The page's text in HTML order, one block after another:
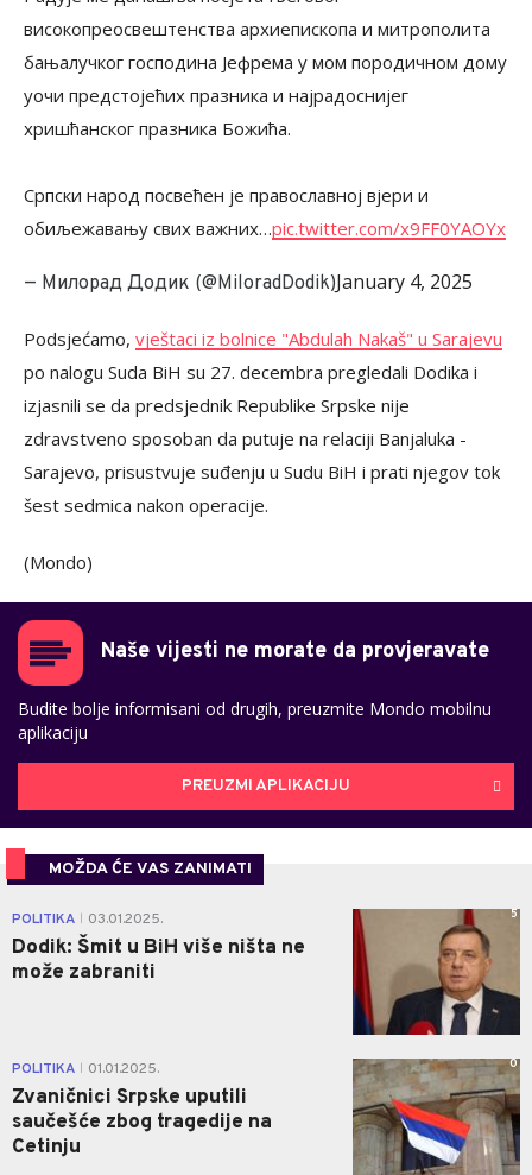
високопреосвештенства архиепископа и митрополита
бањалучког господина Јефрема у мом породичном дому
уочи предстојећих празника и најрадоснијег
хришћанског празника Божића.
Српски народ посвећен је православној вјери и
обиљежавању свих важних…pic.twitter.com/x9FF0YAOYx
— Милорад Додик (@MiloradDodik)January 4, 2025
Podsjećamo, vještaci iz bolnice "Abdulah Nakaš" u Sarajevu
po nalogu Suda BiH su 27. decembra pregledali Dodika i
izjasnili se da predsjednik Republike Srpske nije
zdravstveno sposoban da putuje na relaciji Banjaluka -
Sarajevo, prisustvuje suđenju u Sudu BiH i prati njegov tok
šest sedmica nakon operacije.
(Mondo)
Naše vijesti ne morate da provjeravate
Budite bolje informisani od drugih, preuzmite Mondo mobilnu
aplikaciju
PREUZMI APLIKACIJU
MOŽDA ĆE VAS ZANIMATI
POLITIKA 03.01.2025.
Dodik: Šmit u BiH više ništa ne
može zabraniti
5
POLITIKA 01.01.2025.
Zvaničnici Srpske uputili
saučešće zbog tragedije na
Cetinju
0